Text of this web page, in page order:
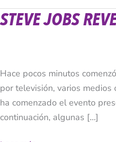
STEVE JOBS
Hace pocos minutos
por televisión, varios medios
ha comenzado el evento
continuación, algunas […]
Steve
iPad
–
¿Era
lo